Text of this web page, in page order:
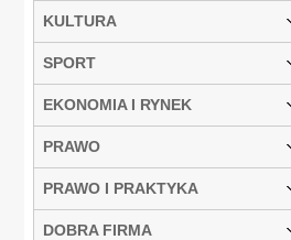
KULTURA
SPORT
EKONOMIA I RYNEK
PRAWO
PRAWO I PRAKTYKA
DOBRA FIRMA